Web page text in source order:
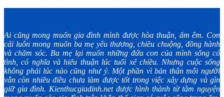
Ai cũng mong muốn gia đình mình được hòa thuận, ấm êm. Con
cái luôn mong muốn ba mẹ yêu thương, chiều chuộng, đồng hành
và chăm sóc. Ba mẹ lại muốn những đứa con của mình sống có
tình, có nghĩa và hiếu thuận lúc tuổi xế chiều. Nhưng cuộc sống
không phải lúc nào cũng như ý. Một phần vì bản thân mỗi người
vẫn còn nhiều điều chưa làm được tốt trong việc xây dựng và gìn
giữ gia đình. Kienthucgiadinh.net được hình thành từ tâm nguyện